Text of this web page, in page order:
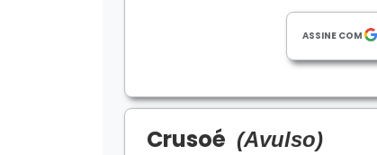
ASSINE COM
Crusoé (Avulso)